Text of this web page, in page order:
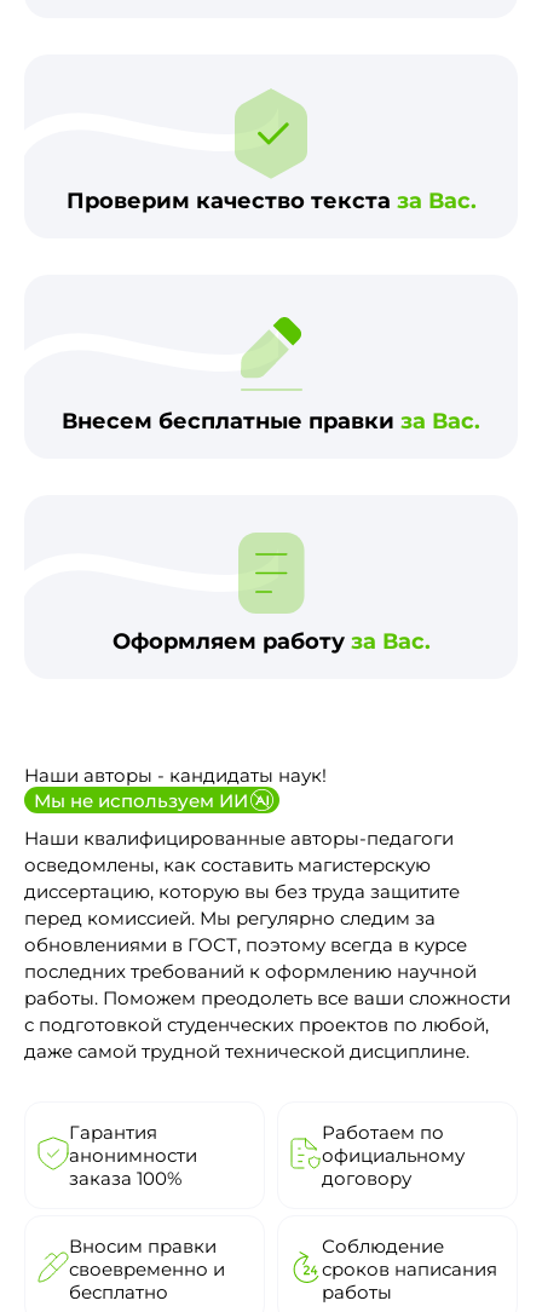
Проверим качество текста за Вас.
Внесем бесплатные правки за Вас.
Оформляем работу за Вас.
Наши авторы - кандидаты наук!
Мы не используем ИИ
Наши квалифицированные авторы-педагоги
осведомлены, как составить магистерскую
диссертацию, которую вы без труда защитите
перед комиссией. Мы регулярно следим за
обновлениями в ГОСТ, поэтому всегда в курсе
последних требований к оформлению научной
работы. Поможем преодолеть все ваши сложности
с подготовкой студенческих проектов по любой,
даже самой трудной технической дисциплине.
Гарантия
анонимности
заказа 100%
Работаем по
официальному
договору
Вносим правки
своевременно и
бесплатно
Соблюдение
сроков написания
работы